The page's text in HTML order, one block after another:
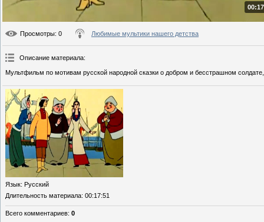
Просмотры: 0 Любимые мультики нашего детства
Описание материала:
Мультфильм по мотивам русской народной сказки о добром и бесстрашном
Язык: Русский
Длительность материала: 00:17:51
Всего комментариев: 0